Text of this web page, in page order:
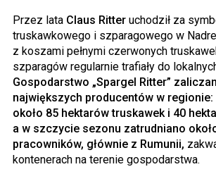
Przez lata Claus Ritter uchodził za
truskawkowego i szparagowego w
z koszami pełnymi czerwonych
szparagów regularnie trafiały do
Gospodarstwo „Spargel Ritter”
największych producentów w
około 85 hektarów truskawek i 40
a w szczycie sezonu zatrudniano
pracowników, głównie z Rumunii,
kontenerach na terenie gospodarstwa.